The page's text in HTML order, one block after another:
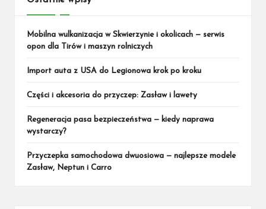
Mobilna wulkanizacja w Skwierzynie i okolicach — serwis
opon dla Tirów i maszyn rolniczych
Import auta z USA do Legionowa krok po kroku
Części i akcesoria do przyczep: Zasław i lawety
Regeneracja pasa bezpieczeństwa — kiedy naprawa
wystarczy?
Przyczepka samochodowa dwuosiowa — najlepsze modele
Zasław, Neptun i Carro